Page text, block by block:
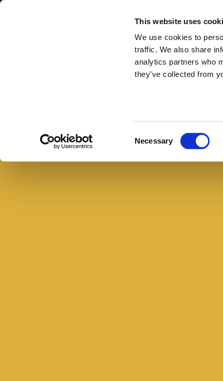
This website uses
We use cookies to
traffic. We also share
analytics partners who
they’ve collected from
Necessary
pomodorini,
insalata
e